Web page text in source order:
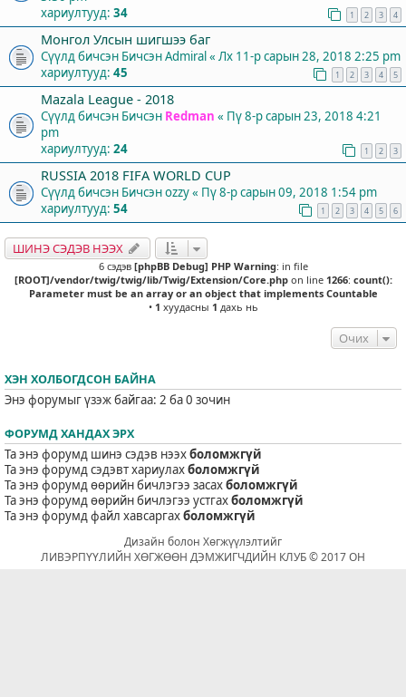
хариултууд: 34 1 2 3 4
Монгол Улсын шигшээ баг
Сүүлд бичсэн БичсэнAdmiral« Лх 11-р сарын 28, 2018 2:25 pm
хариултууд: 45 1 2 3 4 5
Mazala League - 2018
Сүүлд бичсэн Бичсэн Redman « Пү 8-р сарын 23, 2018 4:21
pm
хариултууд: 24 1 2 3
RUSSIA 2018 FIFA WORLD CUP
Сүүлд бичсэн Бичсэнozzy« Пү 8-р сарын 09, 2018 1:54 pm
хариултууд: 54 1 2 3 4 5 6
ШИНЭ СЭДЭВ НЭЭХ
6 сэдэв [phpBB Debug] PHP Warning: in file
[ROOT]/vendor/twig/twig/lib/Twig/Extension/Core.phpon line 1266: count():
Parameter must be an array or an object that implements Countable
• 1 хуудасны 1 дахь нь
Очих
ХЭН ХОЛБОГДСОН БАЙНА
Энэ форумыг үзэж байгаа: 2 ба 0 зочин
ФОРУМД ХАНДАХ ЭРХ
Та энэ форумд шинэ сэдэв нээхболомжгүй
Та энэ форумд сэдэвт хариулахболомжгүй
Та энэ форумд өөрийн бичлэгээ засахболомжгүй
Та энэ форумд өөрийн бичлэгээ устгахболомжгүй
Та энэ форумд файл хавсаргахболомжгүй
Дизайн болон Хөгжүүлэлтийг
ЛИВЭРПҮҮЛИЙН ХӨГЖӨӨН ДЭМЖИГЧДИЙН КЛУБ © 2017 ОН